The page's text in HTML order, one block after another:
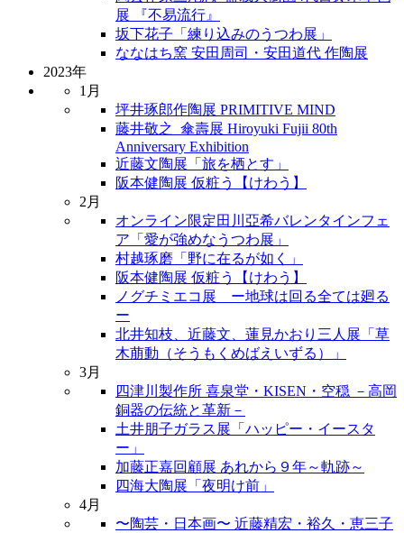
展 『不易流行』
坂下花子「練り込みのうつわ展」
ななはち窯 安田周司・安田道代 作陶展
2023年
1月
坪井琢郎作陶展 PRIMITIVE MIND
藤井敬之_傘壽展 Hiroyuki Fujii 80th
Anniversary Exhibition
近藤文陶展「旅を栖とす」
阪本健陶展 仮粧う【けわう】
2月
オンライン限定田川亞希バレンタインフェ
ア「愛が強めなうつわ展」
村越琢磨「野に在るが如く」
阪本健陶展 仮粧う【けわう】
ノグチミエコ展 ー地球は回る全ては廻る
ー
北井知枝、近藤文、蓮見かおり三人展「草
木萠動（そうもくめばえいずる）」
3月
四津川製作所 喜泉堂・KISEN・空穏 －高岡
銅器の伝統と革新－
土井朋子ガラス展「ハッピー・イースタ
ー」
加藤正嘉回顧展 あれから９年～軌跡～
四海大陶展「夜明け前」
4月
〜陶芸・日本画〜 近藤精宏・裕久・恵三子